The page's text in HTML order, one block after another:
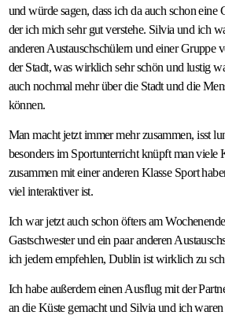
und würde sagen, dass ich da auch schon eine
der ich mich sehr gut verstehe. Silvia und ich
anderen Austauschschülern und einer Gruppe
der Stadt, was wirklich sehr schön und lustig
auch nochmal mehr über die Stadt und die
können.
Man macht jetzt immer mehr zusammen, isst
besonders im Sportunterricht knüpft man viele
zusammen mit einer anderen Klasse Sport
viel interaktiver ist.
Ich war jetzt auch schon öfters am
Gastschwester und ein paar anderen
ich jedem empfehlen, Dublin ist wirklich zu
Ich habe außerdem einen Ausflug mit der
an die Küste gemacht und Silvia und ich